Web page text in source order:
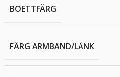
BOETTFÄRG
FÄRG ARMBAND/LÄNK